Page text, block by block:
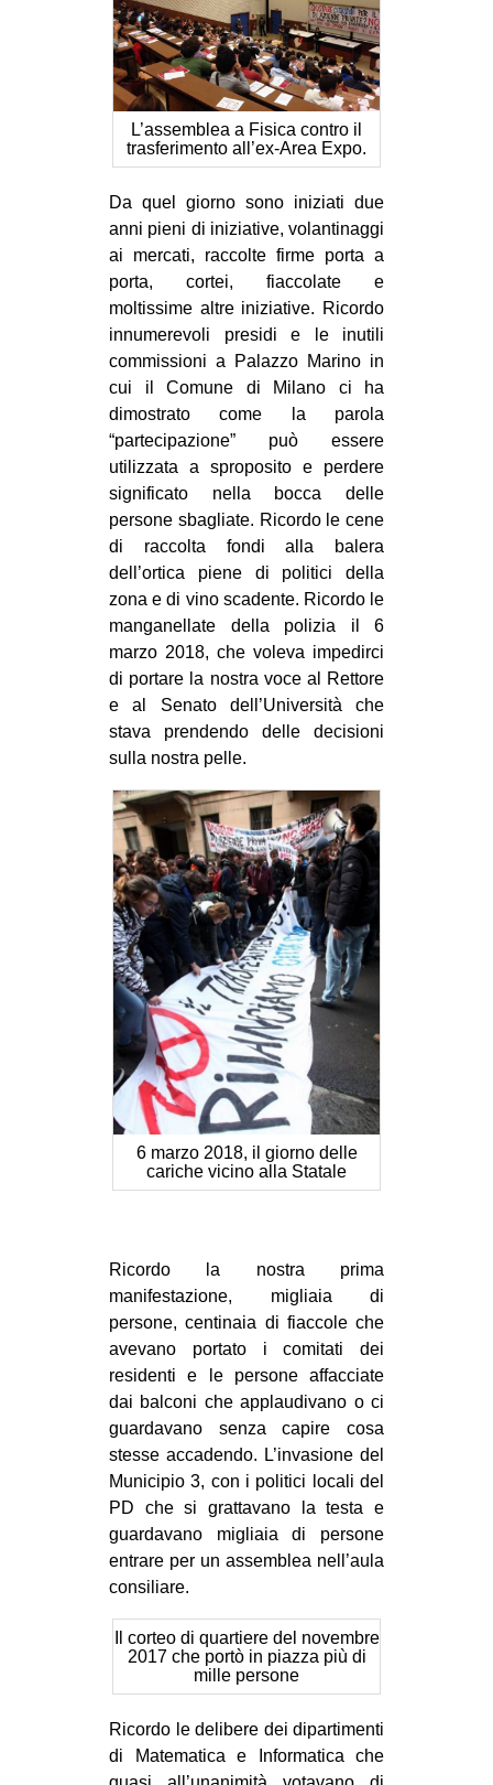
bsky
ms
SEARCH
L’assemblea a Fisica contro il
trasferimento all’ex-Area Expo.
Da quel giorno sono iniziati due
anni pieni di iniziative, volantinaggi
ai mercati, raccolte firme porta a
porta, cortei, fiaccolate e
moltissime altre iniziative. Ricordo
innumerevoli presidi e le inutili
commissioni a Palazzo Marino in
cui il Comune di Milano ci ha
dimostrato come la parola
“partecipazione” può essere
utilizzata a sproposito e perdere
significato nella bocca delle
persone sbagliate. Ricordo le cene
di raccolta fondi alla balera
dell’ortica piene di politici della
zona e di vino scadente. Ricordo le
manganellate della polizia il 6
marzo 2018, che voleva impedirci
di portare la nostra voce al Rettore
e al Senato dell’Università che
stava prendendo delle decisioni
sulla nostra pelle.
6 marzo 2018, il giorno delle
cariche vicino alla Statale
Ricordo la nostra prima
manifestazione, migliaia di
persone, centinaia di fiaccole che
avevano portato i comitati dei
residenti e le persone affacciate
dai balconi che applaudivano o ci
guardavano senza capire cosa
stesse accadendo. L’invasione del
Municipio 3, con i politici locali del
PD che si grattavano la testa e
guardavano migliaia di persone
entrare per un assemblea nell’aula
consiliare.
Il corteo di quartiere del novembre
2017 che portò in piazza più di
mille persone
Ricordo le delibere dei dipartimenti
di Matematica e Informatica che